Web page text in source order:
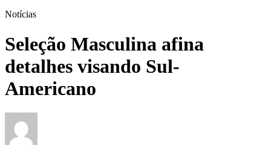
Notícias
Seleção Masculina afina
detalhes visando Sul-
Americano